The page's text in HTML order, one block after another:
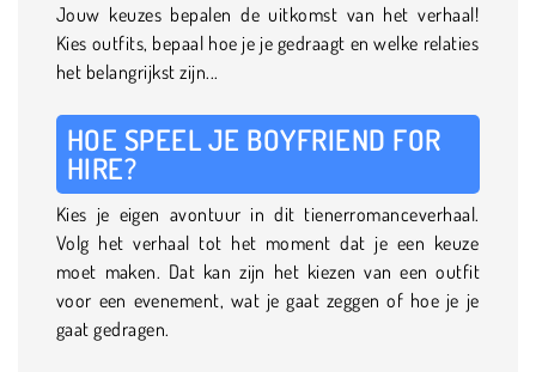
Jouw keuzes bepalen de uitkomst van het verhaal!
Kies outfits, bepaal hoe je je gedraagt en welke relaties
het belangrijkst zijn...
HOE SPEEL JE BOYFRIEND FOR
HIRE?
Kies je eigen avontuur in dit tienerromanceverhaal.
Volg het verhaal tot het moment dat je een keuze
moet maken. Dat kan zijn het kiezen van een outfit
voor een evenement, wat je gaat zeggen of hoe je je
gaat gedragen.